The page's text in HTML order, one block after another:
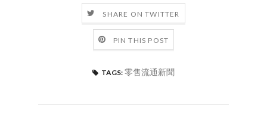
SHARE ON TWITTER
PIN THIS POST
TAGS: 零售流通新聞